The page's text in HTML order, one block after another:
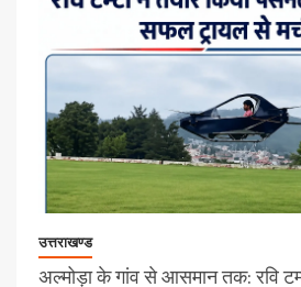
उत्तराखण्ड
अल्मोड़ा के गांव से आसमान तक: रवि